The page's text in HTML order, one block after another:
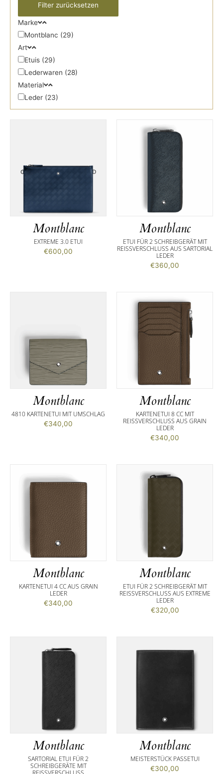
Marke
Montblanc (29)
Art
Etuis (29)
Lederwaren (28)
Material
Leder (23)
Montblanc
EXTREME 3.0 ETUI
€600,00
Montblanc
ETUI FÜR 2 SCHREIBGERÄT MIT
REISSVERSCHLUSS AUS SARTORIAL L
EDER
€360,00
Montblanc
4810 KARTENETUI MIT UMSCHLAG
€340,00
Montblanc
KARTENETUI 8 CC MIT
REISSVERSCHLUSS AUS GRAIN L
EDER
€340,00
Montblanc
KARTENETUI 4 CC AUS GRAIN
LEDER
€340,00
Montblanc
ETUI FÜR 2 SCHREIBGERÄT MIT
REISSVERSCHLUSS AUS EXTREME L
EDER
€320,00
Montblanc
SARTORIAL ETUI FÜR 2
SCHREIBGERÄTE MIT
Montblanc
MEISTERSTÜCK PASSETUI
€300,00